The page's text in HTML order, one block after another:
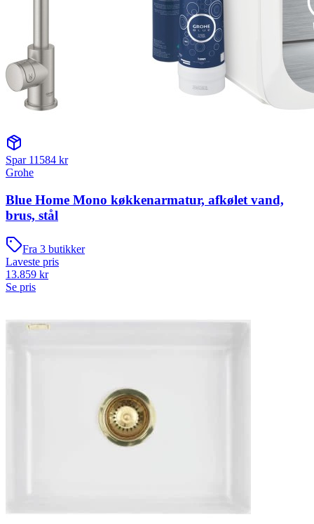
Spar 11584 kr
Grohe
Blue Home Mono køkkenarmatur, afkølet vand,
brus, stål
Fra 3 butikker
Laveste pris
13.859 kr
Se pris